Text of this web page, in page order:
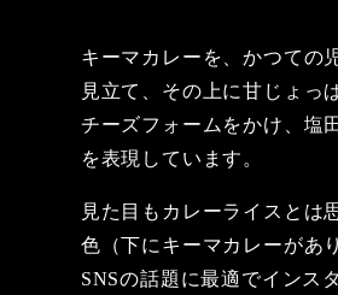
キーマカレーを、かつての
見立て、その上に甘じょっ
チーズフォームをかけ、塩
を表現しています。
見た目もカレーライスとは
色（下にキーマカレーがあ
SNSの話題に最適でインス